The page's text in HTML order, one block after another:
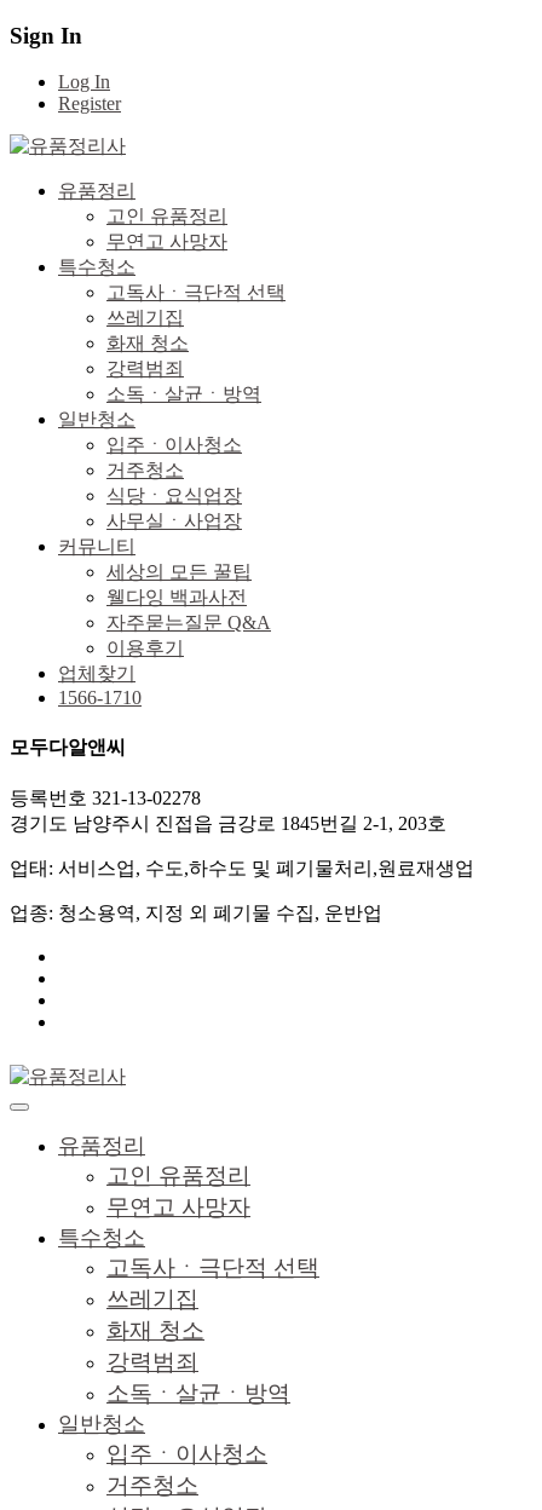
Sign In
Log In
Register
유품정리
고인 유품정리
무연고 사망자
특수청소
고독사ㆍ극단적 선택
쓰레기집
화재 청소
강력범죄
소독ㆍ살균ㆍ방역
일반청소
입주ㆍ이사청소
거주청소
식당ㆍ요식업장
사무실ㆍ사업장
커뮤니티
세상의 모든 꿀팁
웰다잉 백과사전
자주묻는질문 Q&A
이용후기
업체찾기
1566-1710
모두다알앤씨
등록번호 321-13-02278
경기도 남양주시 진접읍 금강로 1845번길 2-1, 203호
업태: 서비스업, 수도,하수도 및 폐기물처리,원료재생업
업종: 청소용역, 지정 외 폐기물 수집, 운반업
유품정리
고인 유품정리
무연고 사망자
특수청소
고독사ㆍ극단적 선택
쓰레기집
화재 청소
강력범죄
소독ㆍ살균ㆍ방역
일반청소
입주ㆍ이사청소
거주청소